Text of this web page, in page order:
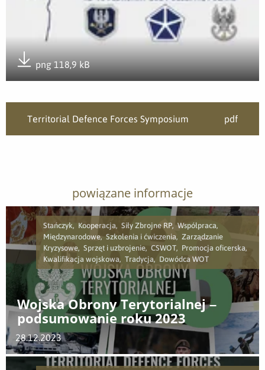
png 118,9 kB
Territorial Defence Forces Symposium pdf
powiązane informacje
Stańczyk, Kooperacja, Siły Zbrojne RP, Współpraca,
Międzynarodowe, Szkolenia i ćwiczenia, Zarządzanie
Kryzysowe, Sprzęt i uzbrojenie, CSWOT, Promocja oficerska,
Kwalifikacja wojskowa, Tradycja, Dowódca WOT
Wojska Obrony Terytorialnej –
podsumowanie roku 2023
28.12.2023